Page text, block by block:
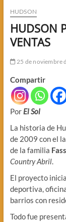
HUDSON
HUDSON
VENTAS
25 de noviembre
Compartir
PorEl Sol
La historia de
de 2009 con el
de la familia
Country Abril.
El proyecto
deportiva,
barrios con
Todo fue